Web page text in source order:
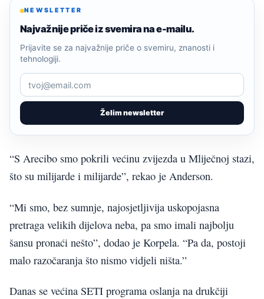
NEWSLETTER
Najvažnije priče iz svemira na e-mailu.
Želim newsletter
Prijavite se za najvažnije priče o svemiru, znanosti i
tehnologiji.
“S Arecibo smo pokrili većinu zvijezda u Mliječnoj stazi,
što su milijarde i milijarde”, rekao je Anderson.
“Mi smo, bez sumnje, najosjetljivija uskopojasna
pretraga velikih dijelova neba, pa smo imali najbolju
šansu pronaći nešto”, dodao je Korpela. “Pa da, postoji
malo razočaranja što nismo vidjeli ništa.”
Danas se većina SETI programa oslanja na drukčiji